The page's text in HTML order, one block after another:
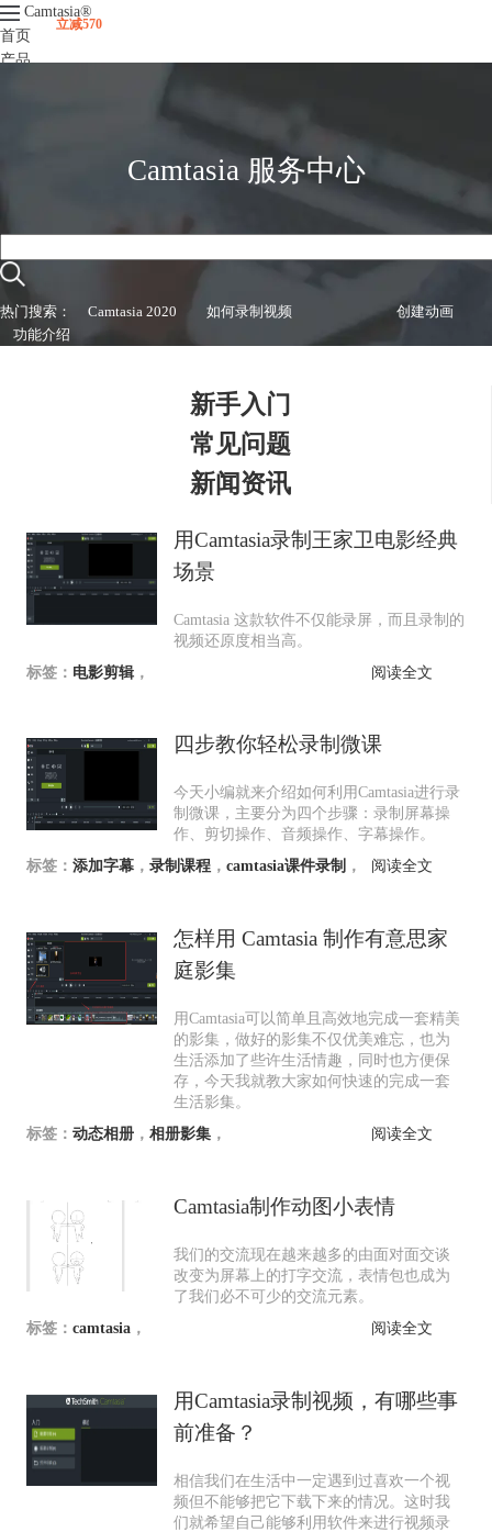
Camtasia®
首页
产品
立减570
Camtasia 服务中心
热门搜索： Camtasia 2020 如何录制视频
创建动画
功能介绍
新手入门
常见问题
新闻资讯
用Camtasia录制王家卫电影经典
场景
Camtasia 这款软件不仅能录屏，而且录制的
视频还原度相当高。
标签： 电影剪辑， 阅读全文
四步教你轻松录制微课
今天小编就来介绍如何利用Camtasia进行录
制微课，主要分为四个步骤：录制屏幕操
作、剪切操作、音频操作、字幕操作。
标签： 添加字幕， 录制课程， camtasia课件录制 ， 阅读全文
怎样用 Camtasia 制作有意思家
庭影集
用Camtasia可以简单且高效地完成一套精美
的影集，做好的影集不仅优美难忘，也为
生活添加了些许生活情趣，同时也方便保
存，今天我就教大家如何快速的完成一套
生活影集。
标签： 动态相册， 相册影集， 阅读全文
Camtasia制作动图小表情
我们的交流现在越来越多的由面对面交谈
改变为屏幕上的打字交流，表情包也成为
了我们必不可少的交流元素。
标签： camtasia， 阅读全文
用Camtasia录制视频，有哪些事
前准备？
相信我们在生活中一定遇到过喜欢一个视
频但不能够把它下载下来的情况。这时我
们就希望自己能够利用软件来进行视频录